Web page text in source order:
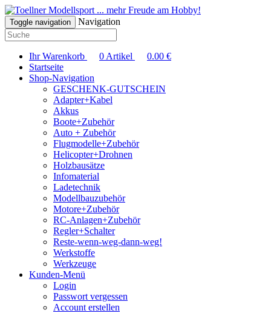
... mehr Freude am Hobby!
Toggle navigation Navigation
Ihr Warenkorb 0 Artikel 0.00 €
Startseite
Shop-Navigation
GESCHENK-GUTSCHEIN
Adapter+Kabel
Akkus
Boote+Zubehör
Auto + Zubehör
Flugmodelle+Zubehör
Helicopter+Drohnen
Holzbausätze
Infomaterial
Ladetechnik
Modellbauzubehör
Motore+Zubehör
RC-Anlagen+Zubehör
Regler+Schalter
Reste-wenn-weg-dann-weg!
Werkstoffe
Werkzeuge
Kunden-Menü
Login
Passwort vergessen
Account erstellen